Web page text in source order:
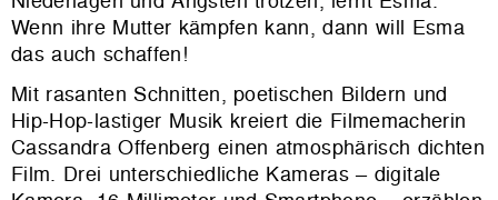
Wenn ihre Mutter kämpfen kann, dann will Esma
das auch schaffen!
Mit rasanten Schnitten, poetischen Bildern und
Hip-Hop-lastiger Musik kreiert die Filmemacherin
Cassandra Offenberg einen atmosphärisch dichten
Film. Drei unterschiedliche Kameras – digitale